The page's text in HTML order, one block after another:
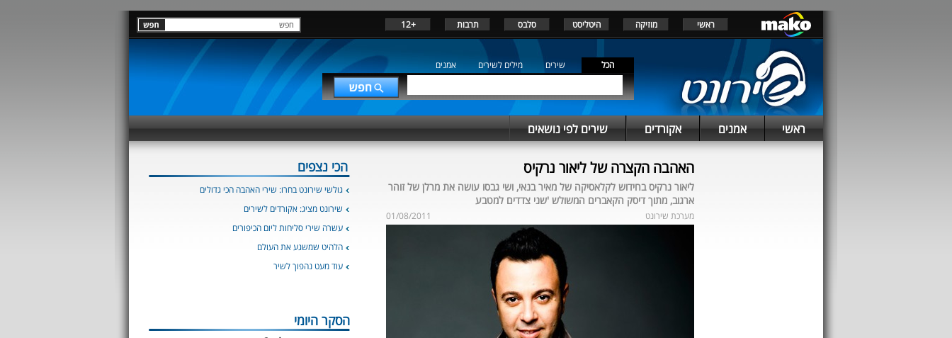
ראשי מוזיקה היטליסט סלבס תרבות +12
הכל שירים מילים לשירים אמנים
ראשי אמנים אקורדים שירים לפי נושאים
האהבה הקצרה של ליאור נרקיס
ליאור נרקיס בחידוש לקלאסיקה של מאיר בנאי, ושי גבסו עושה את מרלן של זוהר
ארגוב, מתוך דיסק הקאברים המשולש 'שני צדדים למטבע
מערכת שירונט 01/08/2011
הכי נצפים
גולשי שירונט בחרו: שירי האהבה הכי גדולים
שירונט מציג: אקורדים לשירים
עשרה שירי סליחות ליום הכיפורים
הלהיט שמשגע את העולם
עוד מעט נהפוך לשיר
הסקר היומי